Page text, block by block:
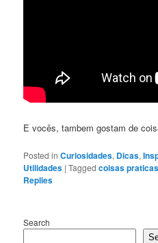
E vocês, tambem gostam de
Posted in Curiosidades, Dicas,
Utilidades |Tagged coisas praticas
Replies
Search